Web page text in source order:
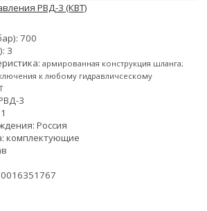
РВД-3 (КВТ)
700
3
армированная конструкция шланга;
к любому гидравличсескому
3
Россия
комплектующие